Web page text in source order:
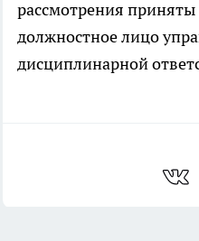
рассмотрения
должностное лицо
дисциплинарной